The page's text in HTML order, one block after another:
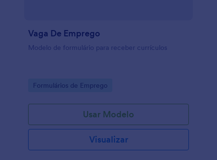
Vaga De Emprego
Modelo de formulário para receber currículos
Go to Category:
Formulários de Emprego
Usar Modelo
Visualizar